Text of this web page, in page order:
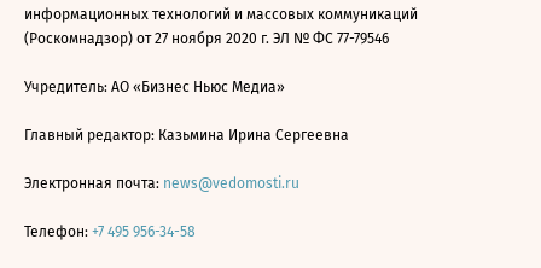
информационных технологий и массовых коммуникаций
(Роскомнадзор) от 27 ноября 2020 г. ЭЛ № ФС 77-79546
Учредитель: АО «Бизнес Ньюс Медиа»
Главный редактор: Казьмина Ирина Сергеевна
Электронная почта: news@vedomosti.ru
Телефон: +7 495 956-34-58